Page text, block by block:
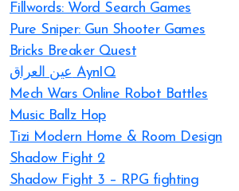
Fillwords: Word Search Games
Pure Sniper: Gun Shooter Games
Bricks Breaker Quest
عين العراق AynIQ
Mech Wars Online Robot Battles
Music Ballz Hop
Tizi Modern Home & Room Design
Shadow Fight 2
Shadow Fight 3 – RPG fighting